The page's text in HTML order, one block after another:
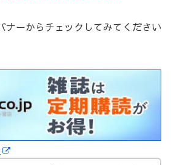
ーからチェックしてみてください